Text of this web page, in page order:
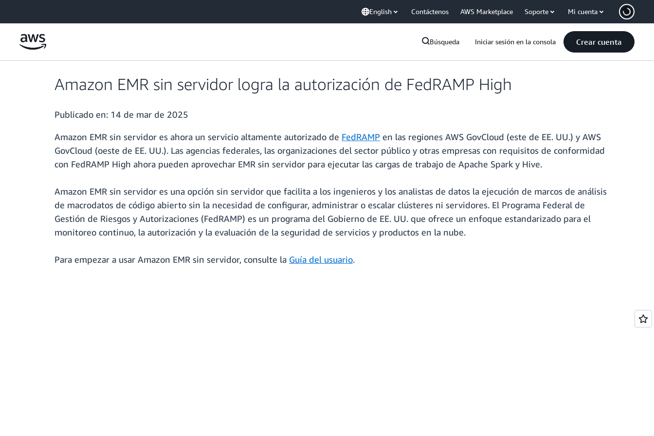
English Contáctenos AWS Marketplace Soporte Mi cuenta
Búsqueda Iniciar sesión en la consola Crear cuenta
Amazon EMR sin servidor logra la autorización de FedRAMP High
Publicado en: 14 de mar de 2025
Amazon EMR sin servidor es ahora un servicio altamente autorizado de FedRAMP en las regiones AWS GovCloud (este de EE. UU.) y AWS
GovCloud (oeste de EE. UU.). Las agencias federales, las organizaciones del sector público y otras empresas con requisitos de conformidad
con FedRAMP High ahora pueden aprovechar EMR sin servidor para ejecutar las cargas de trabajo de Apache Spark y Hive.
Amazon EMR sin servidor es una opción sin servidor que facilita a los ingenieros y los analistas de datos la ejecución de marcos de análisis
de macrodatos de código abierto sin la necesidad de configurar, administrar o escalar clústeres ni servidores. El Programa Federal de
Gestión de Riesgos y Autorizaciones (FedRAMP) es un programa del Gobierno de EE. UU. que ofrece un enfoque estandarizado para el
monitoreo continuo, la autorización y la evaluación de la seguridad de servicios y productos en la nube.
Para empezar a usar Amazon EMR sin servidor, consulte la Guía del usuario.